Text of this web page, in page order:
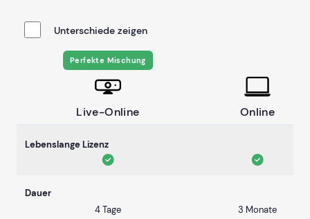
Unterschiede zeigen
Live-Online
Perfekte Mischung
Online
Lebenslange Lizenz
Dauer
4 Tage
3 Monate